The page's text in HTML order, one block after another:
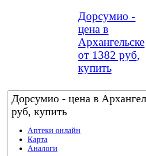
Дорсумио -
цена в
Архангельске
от 1382 руб,
купить
Дорсумио - цена в
руб, купить
Аптеки онлайн
Карта
Аналоги